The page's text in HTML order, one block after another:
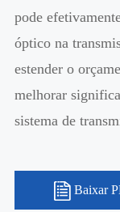
pode
óptico na
estender o
melhorar
sistema de
Baixar